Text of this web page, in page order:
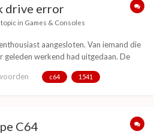
drive error
in Games & Consoles
aangesloten. Van iemand die
geleden werkend had uitgedaan. De
waar het mis gaat. Als ik op C64 het
c64 1541
C64